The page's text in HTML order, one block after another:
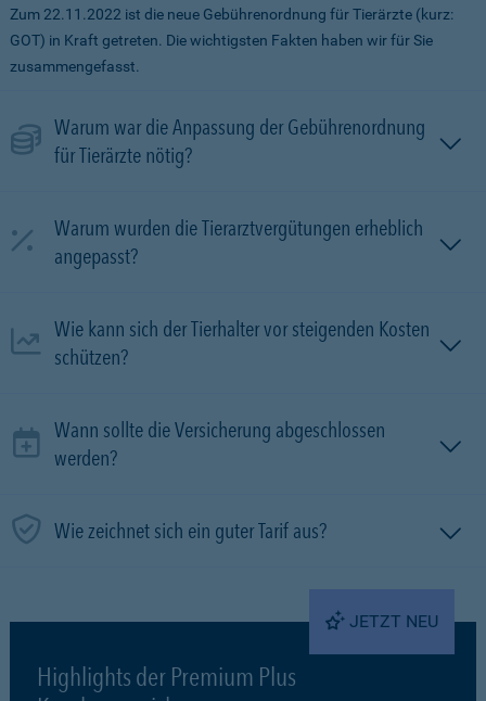
Zum 22.11.2022 ist die neue Gebührenordnung für Tierärzte (kurz:
GOT) in Kraft getreten. Die wichtigsten Fakten haben wir für Sie
zusammengefasst.
Warum war die Anpassung der Gebührenordnung
für Tierärzte nötig?
Warum wurden die Tierarztvergütungen erheblich
angepasst?
Wie kann sich der Tierhalter vor steigenden Kosten
schützen?
Wann sollte die Versicherung abgeschlossen
werden?
Wie zeichnet sich ein guter Tarif aus?
JETZT NEU
Highlights der Premium Plus